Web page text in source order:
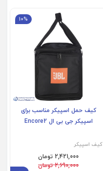
10%
کیف حمل اسپیکر مناسب برای
اسپیکر جی بی ال Encore2
کیف اسپیکر
2,421,000 تومان
2,690,000 تومان